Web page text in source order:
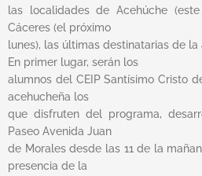
las localidades de Acehúche
Cáceres (el próximo
lunes), las últimas destinatarias de
En primer lugar, serán los
alumnos del CEIP Santísimo Cristo
acehucheña los
que disfruten del programa,
Paseo Avenida Juan
de Morales desde las 11 de la
presencia de la